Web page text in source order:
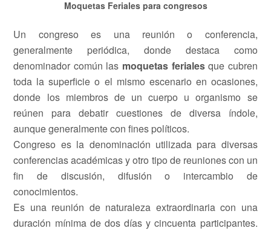
Moquetas Feriales para congresos
Un congreso es una reunión o conferencia,
generalmente periódica, donde destaca como
denominador común las moquetas ferialesque cubren
toda la superficie o el mismo escenario en ocasiones,
donde los miembros de un cuerpo u organismo se
reúnen para debatir cuestiones de diversa índole,
aunque generalmente con fines políticos.
Congreso es la denominación utilizada para diversas
conferencias académicas y otro tipo de reuniones con un
fin de discusión, difusión o intercambio de
conocimientos.
Es una reunión de naturaleza extraordinaria con una
duración mínima de dos días y cincuenta participantes.